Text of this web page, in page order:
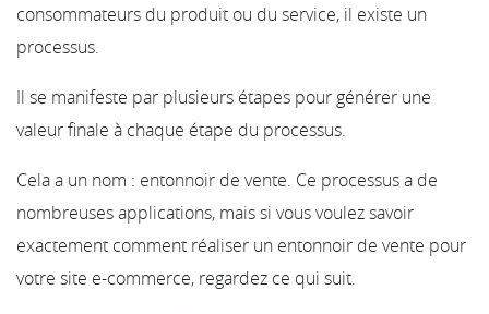
consommateurs du produit ou du service, il existe un
processus.
Il se manifeste par plusieurs étapes pour générer une
valeur finale à chaque étape du processus.
Cela a un nom : entonnoir de vente. Ce processus a de
nombreuses applications, mais si vous voulez savoir
exactement comment réaliser un entonnoir de vente pour
votre site e-commerce, regardez ce qui suit.